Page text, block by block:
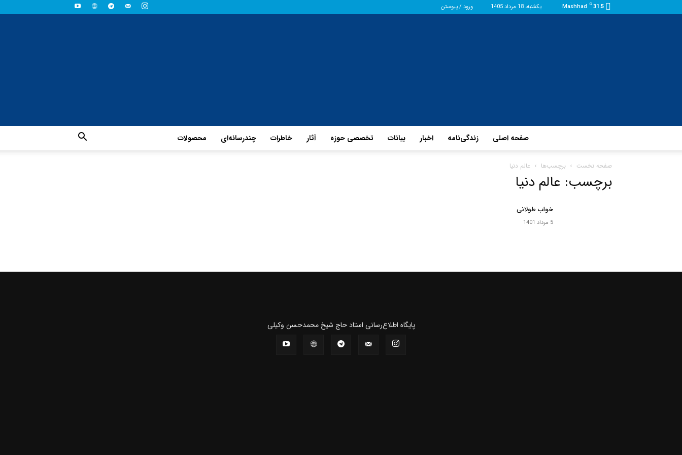
31.5
C
Mashhad یکشنبه، 18 مرداد 1405 ورود / پیوستن
صفحه اصلی زندگی‌نامه اخبار بیانات تخصصی حوزه آثار خاطرات چند‌رسانه‌ای محصولات
صفحه نخست برچسب‌ها عالم دنیا
برچسب: عالم دنیا
خواب طولانی
5 مرداد 1401
پايگاه اطلاع‌رسانی استاد حاج شیخ محمدحسن وکیلی